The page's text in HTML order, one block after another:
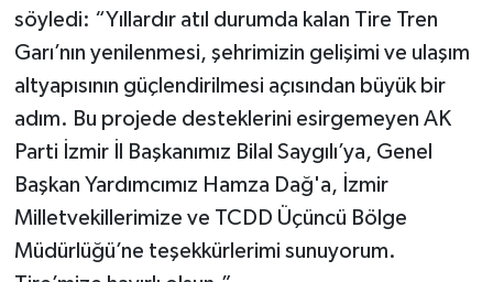
söyledi: “Yıllardır atıl durumda kalan Tire Tren
Garı’nın yenilenmesi, şehrimizin gelişimi ve ulaşım
altyapısının güçlendirilmesi açısından büyük bir
adım. Bu projede desteklerini esirgemeyen AK
Parti İzmir İl Başkanımız Bilal Saygılı’ya, Genel
Başkan Yardımcımız Hamza Dağ'a, İzmir
Milletvekillerimize ve TCDD Üçüncü Bölge
Müdürlüğü’ne teşekkürlerimi sunuyorum.